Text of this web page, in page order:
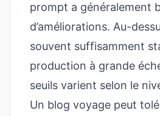
prompt a généralement
d’améliorations. Au-
souvent suffisamment
production à grande
seuils varient selon le
Un blog voyage peut